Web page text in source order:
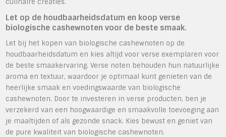
culinaire creaties.
Let op de houdbaarheidsdatum en koop verse
biologische cashewnoten voor de beste smaak.
Let bij het kopen van biologische cashewnoten op de
houdbaarheidsdatum en kies altijd voor verse exemplaren voor
de beste smaakervaring. Verse noten behouden hun natuurlijke
aroma en textuur, waardoor je optimaal kunt genieten van de
heerlijke smaak en voedingswaarde van biologische
cashewnoten. Door te investeren in verse producten, ben je
verzekerd van een hoogwaardige en smaakvolle toevoeging aan
je maaltijden of als gezonde snack. Kies bewust en geniet van
de pure kwaliteit van biologische cashewnoten.